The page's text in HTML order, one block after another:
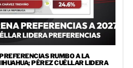
RUMBO A LA
PÉREZ CUÉLLAR LIDERA